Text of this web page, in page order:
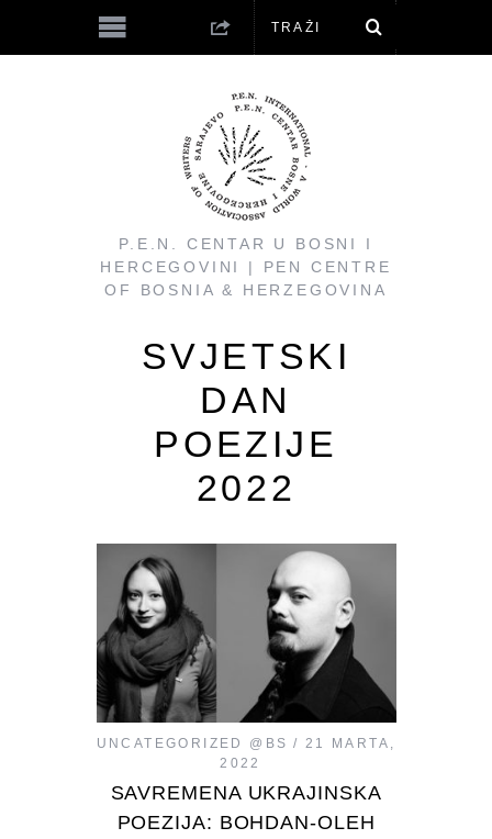
P.E.N. CENTAR U BOSNI I
HERCEGOVINI | PEN CENTRE
OF BOSNIA & HERZEGOVINA
SVJETSKI
DAN
POEZIJE
2022
UNCATEGORIZED @BS
21 MARTA,
2022
SAVREMENA UKRAJINSKA
POEZIJA: BOHDAN-OLEH